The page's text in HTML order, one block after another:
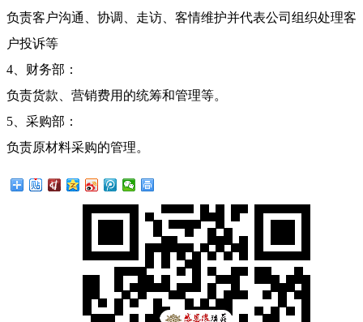
负责客户沟通、协调、走访、客情维护并代表公司组织处理客
户投诉等
4、财务部：
负责货款、营销费用的统筹和管理等。
5、采购部：
负责原材料采购的管理。